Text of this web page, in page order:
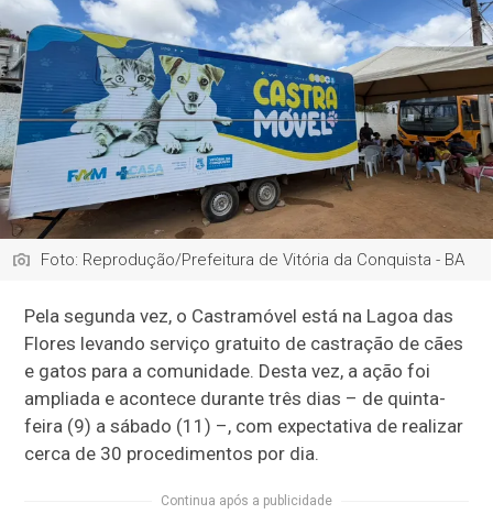
Foto: Reprodução/Prefeitura de Vitória da Conquista - BA
Pela segunda vez, o Castramóvel está na Lagoa das
Flores levando serviço gratuito de castração de cães
e gatos para a comunidade. Desta vez, a ação foi
ampliada e acontece durante três dias – de quinta-
feira (9) a sábado (11) –, com expectativa de realizar
cerca de 30 procedimentos por dia.
Continua após a publicidade